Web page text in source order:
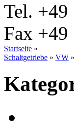
Tel. +49
Fax +49
Startseite »
Schaltgetriebe » VW »